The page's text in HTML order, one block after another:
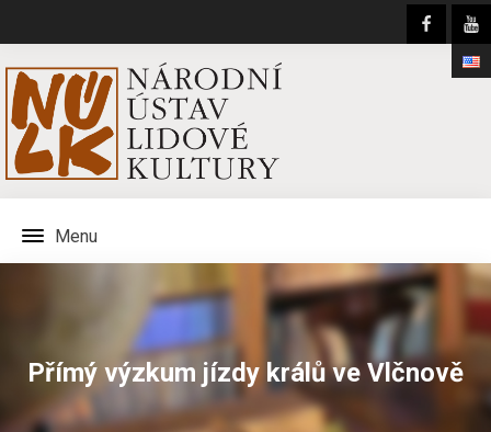
Menu
Přímý výzkum jízdy králů ve Vlčnově